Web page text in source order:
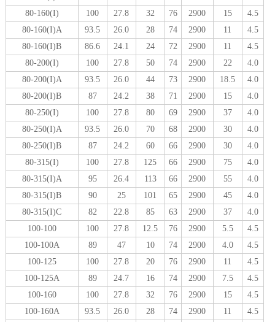
80-160(I)
100 27.8 32 76 2900 15
4.5
80-160(I)A
93.5 26.0 28 74 2900 11
4.5
80-160(I)B
86.6 24.1 24 72 2900 11
4.5
80-200(I)
100 27.8 50 74 2900 22
4.0
80-200(I)A
93.5 26.0 44 73 2900 18.5
4.0
80-200(I)B
87 24.2 38 71 2900 15
4.0
80-250(I)
100 27.8 80 69 2900 37
4.0
80-250(I)A
93.5 26.0 70 68 2900 30
4.0
80-250(I)B
87 24.2 60 66 2900 30
4.0
80-315(I)
100 27.8 125 66 2900 75
4.0
80-315(I)A
95 26.4 113 66 2900 55
4.0
80-315(I)B
90 25 101 65 2900 45
4.0
80-315(I)C
82 22.8 85 63 2900 37
4.0
100-100
100 27.8 12.5 76 2900 5.5
4.5
100-100A
89 47 10 74 2900 4.0
4.5
100-125
100 27.8 20 76 2900 11
4.5
100-125A
89 24.7 16 74 2900 7.5
4.5
100-160
100 27.8 32 76 2900 15
4.5
100-160A
93.5 26.0 28 74 2900 11
4.5